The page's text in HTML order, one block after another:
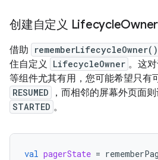
创建自定义 LifecycleOwner
借助 rememberLifecycleOwner()
住自定义 LifecycleOwner 。这
等组件尤其有用，您可能希望只有
RESUMED ，而相邻的屏幕外页面
STARTED 。
val pagerState =